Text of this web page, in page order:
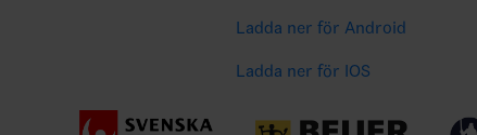
Ladda ner för Android
Ladda ner för IOS